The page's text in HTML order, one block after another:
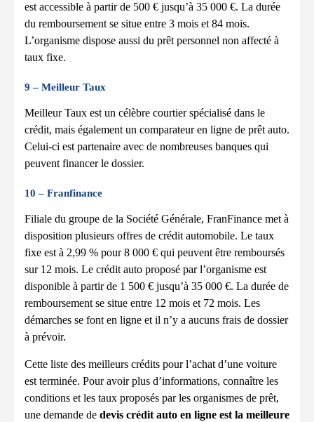
est accessible à partir de 500 € jusqu’à 35 000 €. La durée
du remboursement se situe entre 3 mois et 84 mois.
L’organisme dispose aussi du prêt personnel non affecté à
taux fixe.
9 – Meilleur Taux
Meilleur Taux est un célèbre courtier spécialisé dans le
crédit, mais également un comparateur en ligne de prêt auto.
Celui-ci est partenaire avec de nombreuses banques qui
peuvent financer le dossier.
10 – Franfinance
Filiale du groupe de la Société Générale, FranFinance met à
disposition plusieurs offres de crédit automobile. Le taux
fixe est à 2,99 % pour 8 000 € qui peuvent être remboursés
sur 12 mois. Le crédit auto proposé par l’organisme est
disponible à partir de 1 500 € jusqu’à 35 000 €. La durée de
remboursement se situe entre 12 mois et 72 mois. Les
démarches se font en ligne et il n’y a aucuns frais de dossier
à prévoir.
Cette liste des meilleurs crédits pour l’achat d’une voiture
est terminée. Pour avoir plus d’informations, connaître les
conditions et les taux proposés par les organismes de prêt,
une demande de devis crédit auto en ligne est la meilleure